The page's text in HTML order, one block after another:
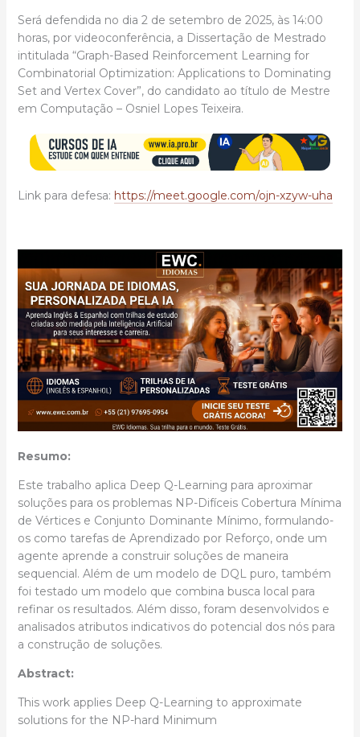
Será defendida no dia 2 de setembro de 2025, às 14:00
horas, por videoconferência, a Dissertação de Mestrado
intitulada “Graph-Based Reinforcement Learning for
Combinatorial Optimization: Applications to Dominating
Set and Vertex Cover”, do candidato ao título de Mestre
em Computação – Osniel Lopes Teixeira.
Link para defesa: https://meet.google.com/ojn-xzyw-uha
Resumo:
Este trabalho aplica Deep Q-Learning para aproximar
soluções para os problemas NP-Difíceis Cobertura Mínima
de Vértices e Conjunto Dominante Mínimo, formulando-
os como tarefas de Aprendizado por Reforço, onde um
agente aprende a construir soluções de maneira
sequencial. Além de um modelo de DQL puro, também
foi testado um modelo que combina busca local para
refinar os resultados. Além disso, foram desenvolvidos e
analisados atributos indicativos do potencial dos nós para
a construção de soluções.
Abstract:
This work applies Deep Q-Learning to approximate
solutions for the NP-hard Minimum